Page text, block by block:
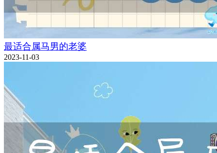
最适合属马男的老婆
2023-11-03